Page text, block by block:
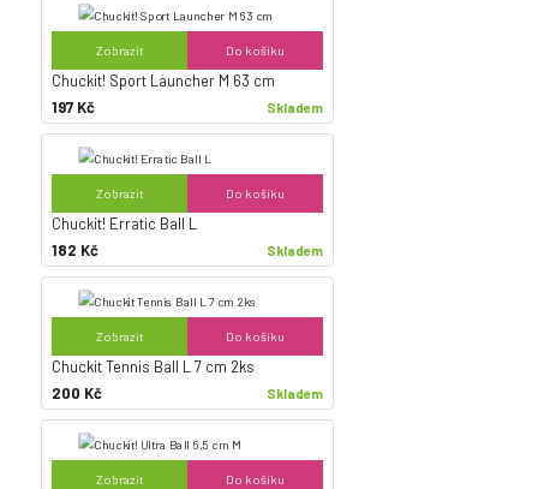
Zobrazit Do košíku
Chuckit! Sport Launcher M 63 cm
197 Kč
Skladem
Zobrazit Do košíku
Chuckit! Erratic Ball L
182 Kč
Skladem
Zobrazit Do košíku
Chuckit Tennis Ball L 7 cm 2ks
200 Kč
Skladem
Zobrazit Do košíku